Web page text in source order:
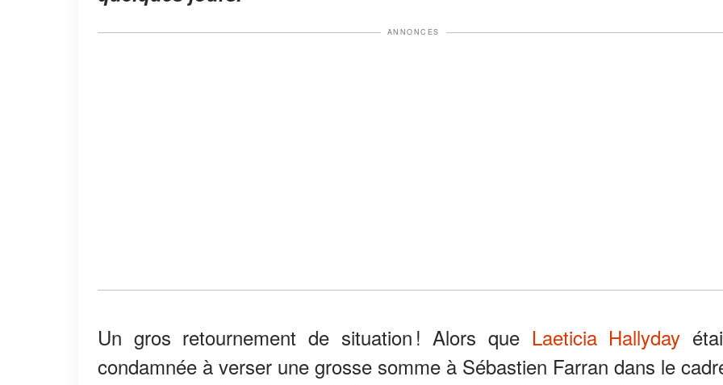
ANNONCES
Un gros retournement de situation ! Alors que Laeticia Hallyday
condamnée à verser une grosse somme à Sébastien Farran dans le